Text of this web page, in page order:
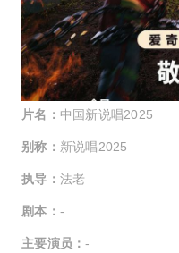
片名： 中国新说唱2025
别称： 新说唱2025
执导： 法老
剧本： -
主要演员：-